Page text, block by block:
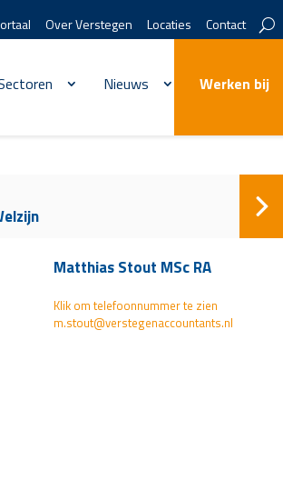
Over Verstegen Locaties Contact
Nieuws Werken bij
Matthias Stout MSc RA
Klik om telefoonnummer te zien
m.stout@verstegenaccountants.nl